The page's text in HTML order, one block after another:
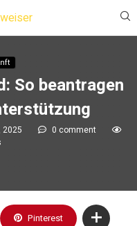
So beantragen
2025
0 comment
Pinterest